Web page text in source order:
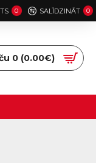
0 SALĪDZINĀT 0
0 (0.00€)